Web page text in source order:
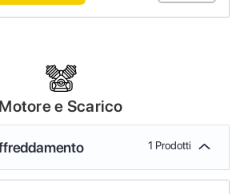
Motore e Scarico
1 Prodotti